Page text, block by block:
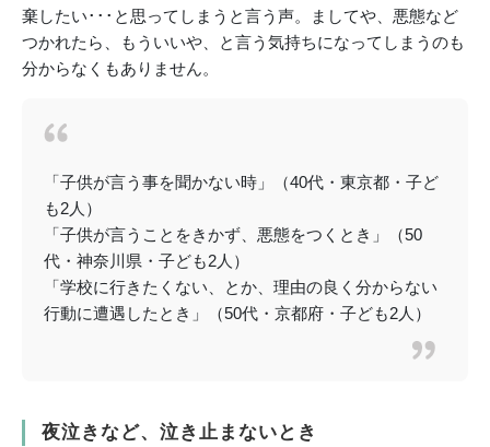
棄したい･･･と思ってしまうと言う声。ましてや、悪態など
つかれたら、もういいや、と言う気持ちになってしまうのも
分からなくもありません。
「子供が言う事を聞かない時」（40代・東京都・子ど
も2人）
「子供が言うことをきかず、悪態をつくとき」（50
代・神奈川県・子ども2人）
「学校に行きたくない、とか、理由の良く分からない
行動に遭遇したとき」（50代・京都府・子ども2人）
夜泣きなど、泣き止まないとき